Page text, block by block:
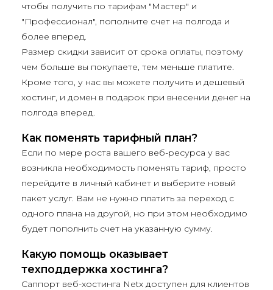
чтобы получить по тарифам "Мастер" и
"Профессионал", пополните счет на полгода и
более вперед.
Размер скидки зависит от срока оплаты, поэтому
чем больше вы покупаете, тем меньше платите.
Кроме того, у нас вы можете получить и дешевый
хостинг, и домен в подарок при внесении денег на
полгода вперед.
Как поменять тарифный план?
Если по мере роста вашего веб-ресурса у вас
возникла необходимость поменять тариф, просто
перейдите в личный кабинет и выберите новый
пакет услуг. Вам не нужно платить за переход с
одного плана на другой, но при этом необходимо
будет пополнить счет на указанную сумму.
Какую помощь оказывает
техподдержка хостинга?
Саппорт веб-хостинга Netx доступен для клиентов